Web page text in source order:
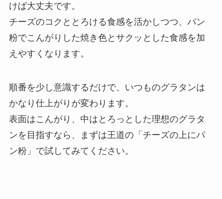
けば大丈夫です。
チーズのコクととろける食感を活かしつつ、パン
粉でこんがりした焼き色とサクッとした食感を加
えやすくなります。
順番を少し意識するだけで、いつものグラタンは
かなり仕上がりが変わります。
表面はこんがり、中はとろっとした理想のグラタ
ンを目指すなら、まずは王道の「チーズの上にパ
ン粉」で試してみてください。